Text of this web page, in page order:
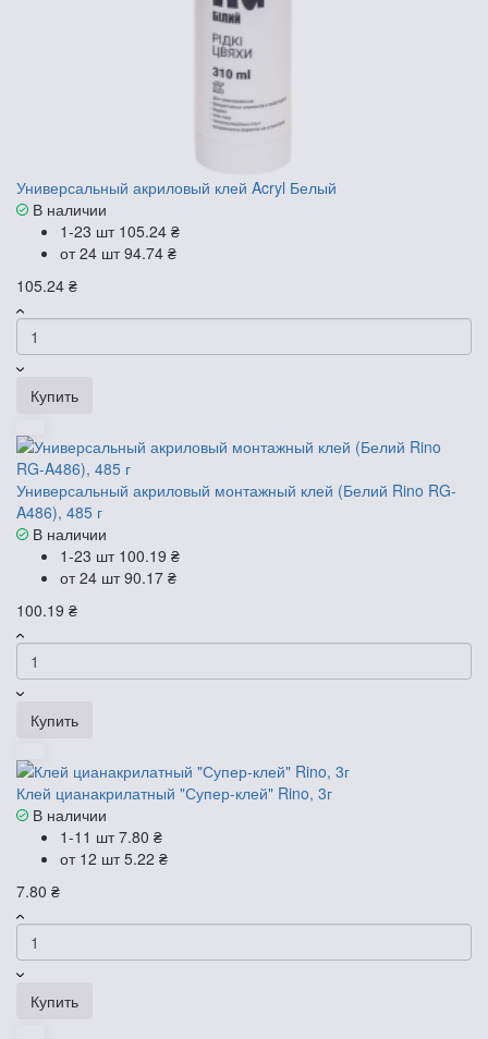
Универсальный акриловый клей Acryl Белый
В наличии
1-23 шт 105.24 ₴
от 24 шт94.74 ₴
105.24 ₴
Купить
Универсальный акриловый монтажный клей (Белий Rino RG-
A486), 485 г
В наличии
1-23 шт 100.19 ₴
от 24 шт90.17 ₴
100.19 ₴
Купить
Клей цианакрилатный "Супер-клей" Rino, 3г
В наличии
1-11 шт7.80 ₴
от 12 шт5.22 ₴
7.80 ₴
Купить